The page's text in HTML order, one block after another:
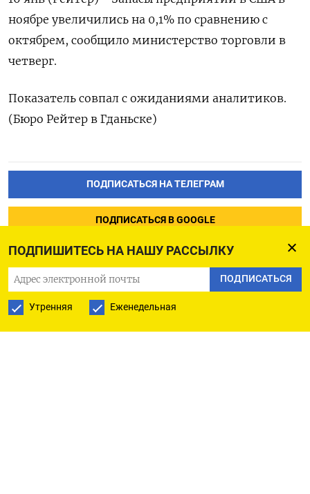
ПОДПИШИТЕСЬ НА НАШУ РАССЫЛКУ
ПОДПИСАТЬСЯ
Утренняя Еженедельная
ноябре увеличились на 0,1% по сравнению с
октябрем, сообщило министерство торговли в
четверг.
Показатель совпал с ожиданиями аналитиков.
(Бюро Рейтер в Гданьске)
ПОДПИСАТЬСЯ НА ТЕЛЕГРАМ
ПОДПИСАТЬСЯ В GOOGLE